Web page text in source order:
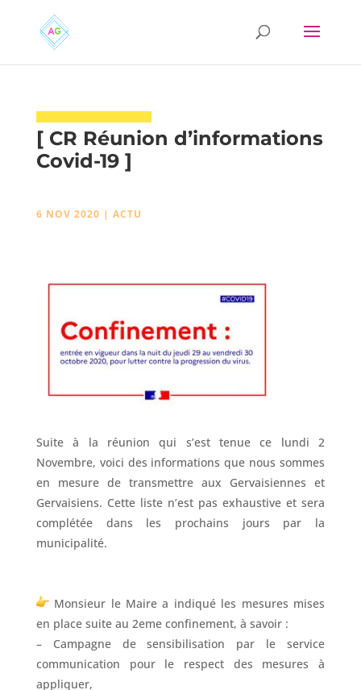
[ CR Réunion d’informations
Covid-19 ]
6 NOV 2020 | ACTU
Suite à la réunion qui s’est tenue ce lundi 2
Novembre, voici des informations que nous sommes
en mesure de transmettre aux Gervaisiennes et
Gervaisiens. Cette liste n’est pas exhaustive et sera
complétée dans les prochains jours par la
municipalité.
Monsieur le Maire a indiqué les mesures mises
en place suite au 2eme confinement, à savoir :
– Campagne de sensibilisation par le service
communication pour le respect des mesures à
appliquer,